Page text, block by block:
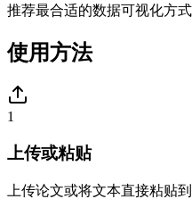
推荐最合适的数据可视化方
使用方法
1
上传或粘贴
上传论文或将文本直接粘贴